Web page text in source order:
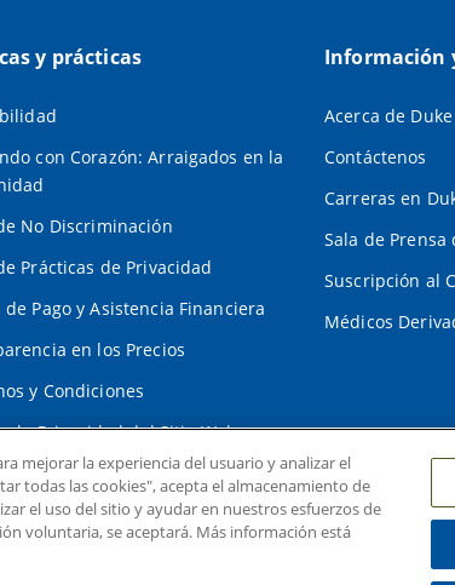
y prácticas
con Corazón: Arraigados en la
No Discriminación
Prácticas de Privacidad
de Pago y Asistencia Financiera
en los Precios
y Condiciones
de Privacidad del Sitio Web
Información
Acerca de
Contáctenos
Carreras en
Sala de Prensa
Suscripción al
Médicos
mejorar la experiencia del usuario y analizar el
todas las cookies", acepta el almacenamiento de
el uso del sitio y ayudar en nuestros esfuerzos de
voluntaria, se aceptará. Más información está